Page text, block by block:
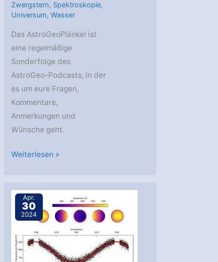
Zwergstern, Spektroskopie,
Universum,Wasser
Das AstroGeoPlänkel ist
eine regelmäßige
Sonderfolge des
AstroGeo-Podcasts, in der
es um eure Fragen,
Kommentare,
Anmerkungen und
Wünsche geht.
AstroGeoPlänkel:
Fell
beobachten
Exoplaneten
Weiterlesen »
Apr.
30
2024